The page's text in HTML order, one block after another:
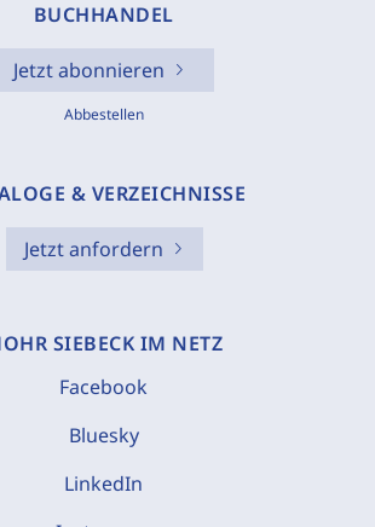
BUCHHANDEL
Jetzt abonnieren
Abbestellen
& VERZEICHNISSE
Jetzt anfordern
SIEBECK IM NETZ
Facebook
Bluesky
LinkedIn